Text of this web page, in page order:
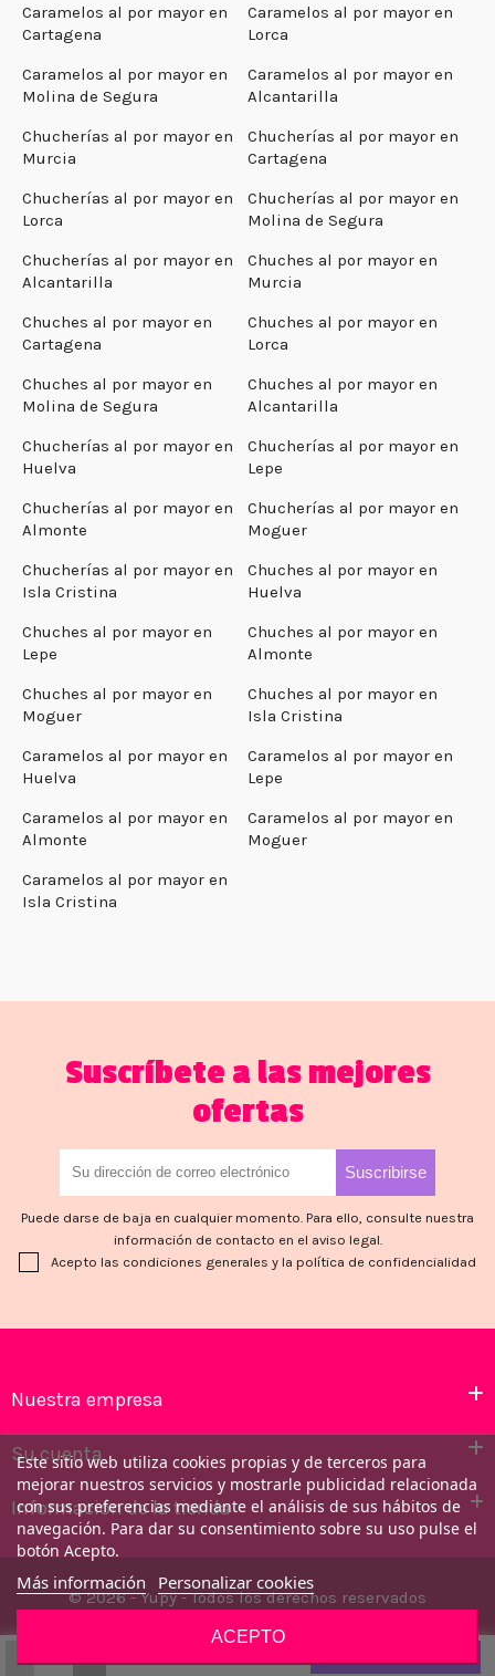
Caramelos al por mayor en
Cartagena
Caramelos al por mayor en
Lorca
Caramelos al por mayor en
Molina de Segura
Caramelos al por mayor en
Alcantarilla
Chucherías al por mayor en
Murcia
Chucherías al por mayor en
Cartagena
Chucherías al por mayor en
Lorca
Chucherías al por mayor en
Molina de Segura
Chucherías al por mayor en
Alcantarilla
Chuches al por mayor en
Murcia
Chuches al por mayor en
Cartagena
Chuches al por mayor en
Lorca
Chuches al por mayor en
Molina de Segura
Chuches al por mayor en
Alcantarilla
Chucherías al por mayor en
Huelva
Chucherías al por mayor en
Lepe
Chucherías al por mayor en
Almonte
Chucherías al por mayor en
Moguer
Chucherías al por mayor en
Isla Cristina
Chuches al por mayor en
Huelva
Chuches al por mayor en
Lepe
Chuches al por mayor en
Almonte
Chuches al por mayor en
Moguer
Chuches al por mayor en
Isla Cristina
Caramelos al por mayor en
Huelva
Caramelos al por mayor en
Lepe
Caramelos al por mayor en
Almonte
Caramelos al por mayor en
Moguer
Caramelos al por mayor en
Isla Cristina
- + 11,31 €
Suscríbete a las mejores
ofertas
Puede darse de baja en cualquier momento. Para ello, consulte nuestra
información de contacto en el aviso legal.
Acepto las condiciones generales y la política de confidencialidad
Nuestra empresa
Su cuenta
Información de la tienda
Este sitio web utiliza cookies propias y de terceros para
mejorar nuestros servicios y mostrarle publicidad relacionada
con sus preferencias mediante el análisis de sus hábitos de
navegación. Para dar su consentimiento sobre su uso pulse el
botón Acepto.
Más información Personalizar cookies
ACEPTO
© 2026 - Yupy - Todos los derechos reservados